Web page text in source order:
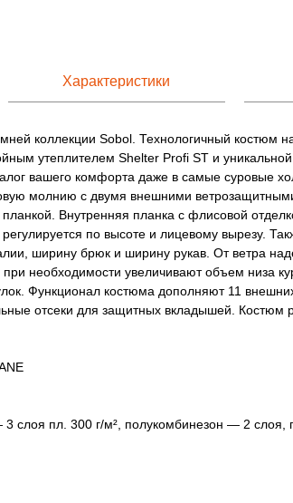
Характеристики
коллекции Sobol. Технологичный костюм
утеплителем Shelter Profi ST и
вашего комфорта даже в самые суровые
молнию с двумя внешними
планкой. Внутренняя планка с флисовой
по высоте и лицевому вырезу.
ширину брюк и ширину рукав. От ветра
необходимости увеличивают объем низа
Функционал костюма дополняют 11
отсеки для защитных вкладышей. Костюм
слоя пл. 300 г/м², полукомбинезон — 2 слоя,